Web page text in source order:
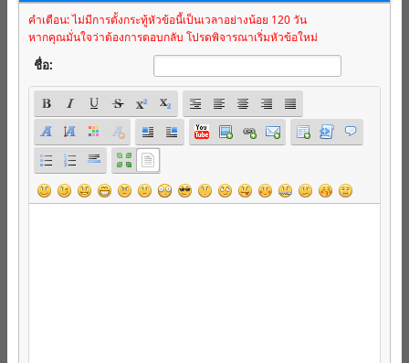
คำเตือน: ไม่มีการตั้งกระทู้หัวข้อนี้เป็นเวลาอย่างน้อย 120 วัน
หากคุณมั่นใจว่าต้องการตอบกลับ โปรดพิจารณาเริ่มหัวข้อใหม่
ชื่อ: